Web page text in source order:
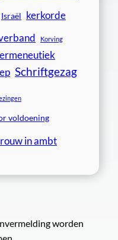
Israël kerkorde
Korving
Schriftgezag
voldoening
in ambt
worden